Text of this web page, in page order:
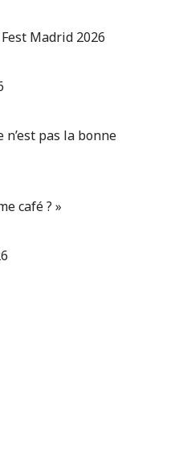
Madrid 2026
pas la bonne
café ? »